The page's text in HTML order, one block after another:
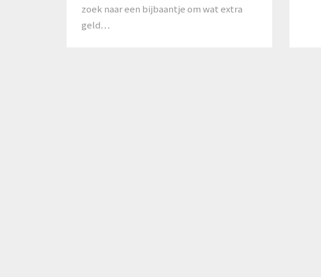
zoek naar een bijbaantje om wat extra
geld…